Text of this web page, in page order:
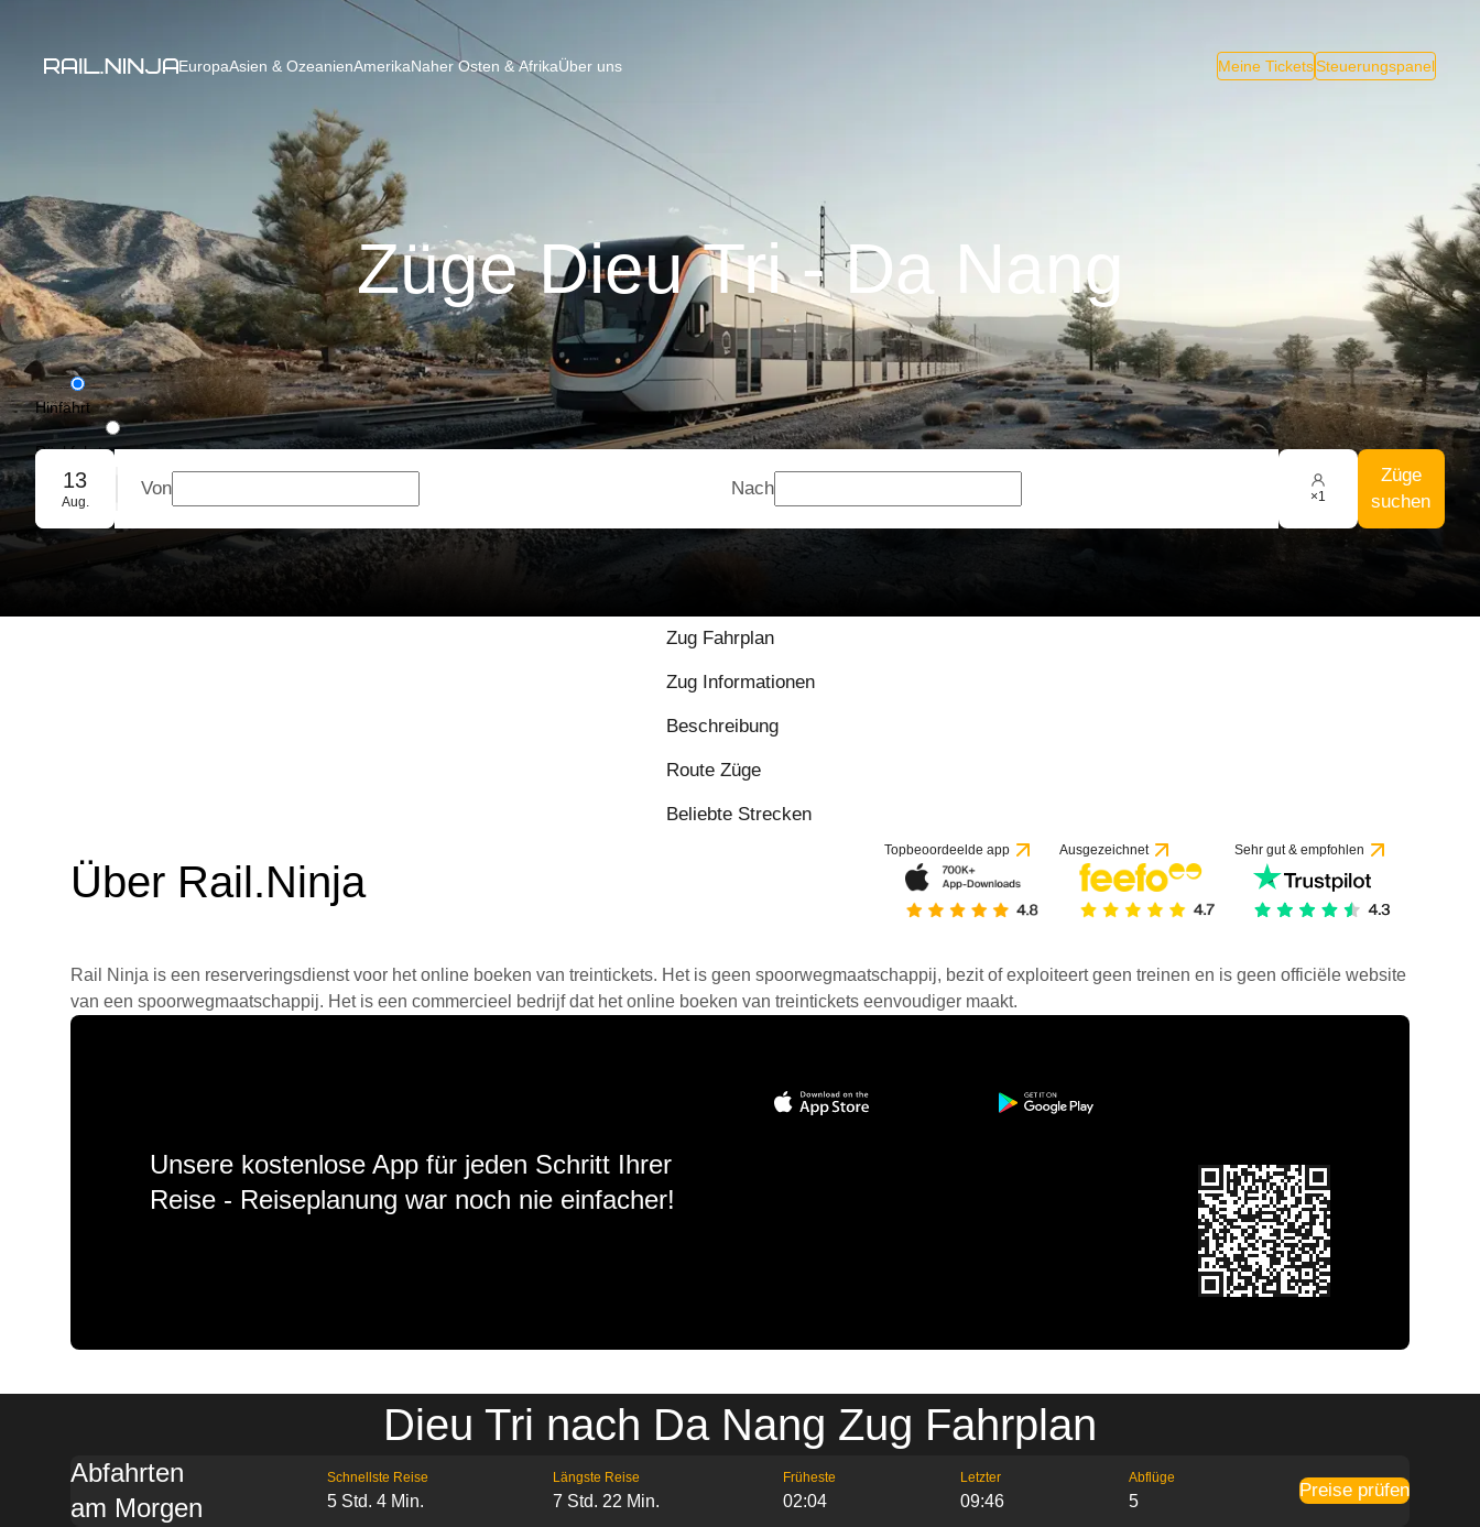
EuropaAsien & OzeanienAmerikaNaher Osten & AfrikaÜber uns Meine TicketsSteuerungspanel
Züge Dieu Tri - Da Nang
Hinfahrt
Rückfahrt
Gruppenbuchung
13
Aug.
Von Nach ×1
Züge
suchen
Zug Fahrplan
Zug Informationen
Beschreibung
Route Züge
Beliebte Strecken
Über Rail.Ninja
Topbeoordeelde app Ausgezeichnet Sehr gut & empfohlen
Rail Ninja is een reserveringsdienst voor het online boeken van treintickets. Het is geen spoorwegmaatschappij, bezit of exploiteert geen treinen en is geen officiële website
van een spoorwegmaatschappij. Het is een commercieel bedrijf dat het online boeken van treintickets eenvoudiger maakt.
Unsere kostenlose App für jeden Schritt Ihrer
Reise - Reiseplanung war noch nie einfacher!
Dieu Tri nach Da Nang Zug Fahrplan
Abfahrten
am Morgen
Schnellste Reise
5 Std. 4 Min.
Längste Reise
7 Std. 22 Min.
Früheste
02:04
Letzter
09:46
Abflüge
5
Preise prüfen